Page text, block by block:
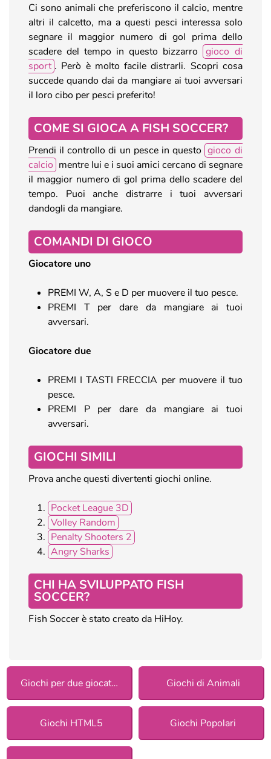
Ci sono animali che preferiscono il calcio, mentre
altri il calcetto, ma a questi pesci interessa solo
segnare il maggior numero di gol prima dello
scadere del tempo in questo bizzarro
gioco di
sport . Però è molto facile distrarli. Scopri cosa
succede quando dai da mangiare ai tuoi avversari
il loro cibo per pesci preferito!
COME SI GIOCA A FISH SOCCER?
Prendi il controllo di un pesce in questo gioco di
calcio mentre lui e i suoi amici cercano di segnare
il maggior numero di gol prima dello scadere del
tempo. Puoi anche distrarre i tuoi avversari
dandogli da mangiare.
COMANDI DI GIOCO
Giocatore uno
PREMI W, A, S e D per muovere il tuo pesce.
PREMI T per dare da mangiare ai tuoi
avversari.
Giocatore due
PREMI I TASTI FRECCIA per muovere il tuo
pesce.
PREMI P per dare da mangiare ai tuoi
avversari.
GIOCHI SIMILI
Prova anche questi divertenti giochi online.
Pocket League 3D
Volley Random
Penalty Shooters 2
Angry Sharks
CHI HA SVILUPPATO FISH
SOCCER?
Fish Soccer è stato creato da HiHoy.
Giochi per due giocatori Giochi di Animali
Giochi HTML5 Giochi Popolari